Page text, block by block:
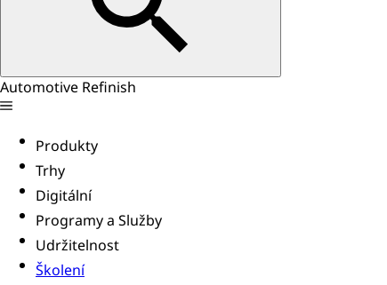
Automotive Refinish
Produkty
Trhy
Digitální
Programy a Služby
Udržitelnost
Školení